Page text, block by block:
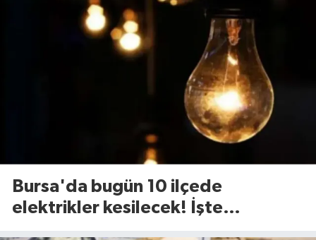
Bursa'da bugün 10 ilçede
elektrikler kesilecek! İşte